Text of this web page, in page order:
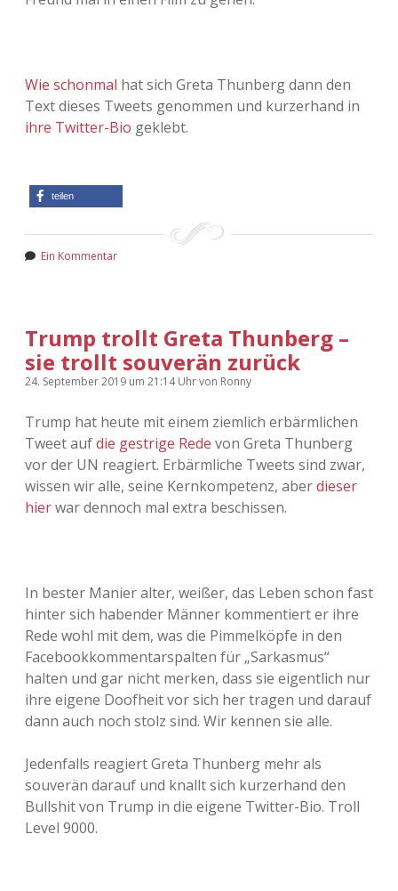
Wie schonmal hat sich Greta Thunberg dann den
Text dieses Tweets genommen und kurzerhand in
ihre Twitter-Bio geklebt.
teilen
Ein Kommentar
Trump trollt Greta Thunberg –
sie trollt souverän zurück
24. September 2019 um 21:14 Uhrvon Ronny
Trump hat heute mit einem ziemlich erbärmlichen
Tweet aufdie gestrige Rede von Greta Thunberg
vor der UN reagiert. Erbärmliche Tweets sind zwar,
wissen wir alle, seine Kernkompetenz, aberdieser
hierwar dennoch mal extra beschissen.
In bester Manier alter, weißer, das Leben schon fast
hinter sich habender Männer kommentiert er ihre
Rede wohl mit dem, was die Pimmelköpfe in den
Facebookkommentarspalten für „Sarkasmus“
halten und gar nicht merken, dass sie eigentlich nur
ihre eigene Doofheit vor sich her tragen und darauf
dann auch noch stolz sind. Wir kennen sie alle.
Jedenfalls reagiert Greta Thunberg mehr als
souverän darauf und knallt sich kurzerhand den
Bullshit von Trump in die eigene Twitter-Bio. Troll
Level 9000.